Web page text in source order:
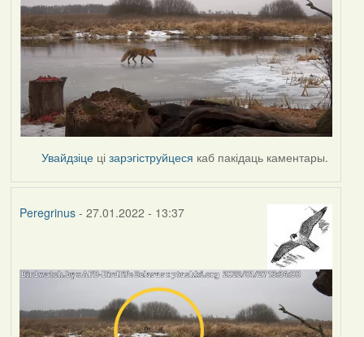
Увайдзіце цізарэгіструйцеся каб пакідаць каментары.
Peregrinus- 27.01.2022 - 13:37